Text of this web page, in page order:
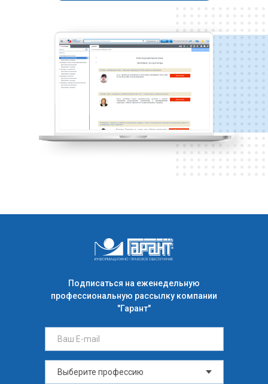
Подписаться на еженедельную
профессиональную рассылку компании
"Гарант"